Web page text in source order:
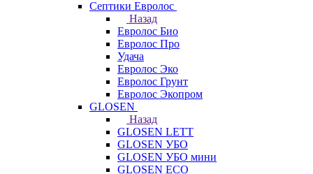
Септики Евролос
Назад
Евролос Био
Евролос Про
Удача
Евролос Эко
Евролос Грунт
Евролос Экопром
GLOSEN
Назад
GLOSEN LETT
GLOSEN УБО
GLOSEN УБО мини
GLOSEN ECO